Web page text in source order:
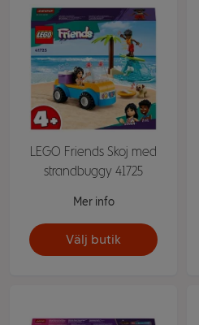
LEGO Friends Skoj med
strandbuggy 41725
Mer info
Välj butik